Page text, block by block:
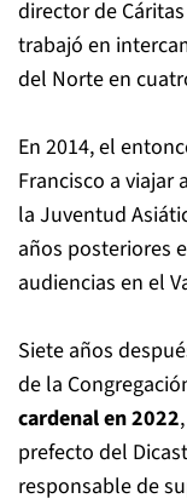
director de
trabajó en
del Norte en
En 2014, el
Francisco a viajar
la Juventud
años posteriores
audiencias en el
Siete años
de la
cardenal en 2022
prefecto del
responsable de